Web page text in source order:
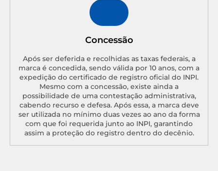
Concessão
Após ser deferida e recolhidas as taxas federais, a
marca é concedida, sendo válida por 10 anos, com a
expedição do certificado de registro oficial do INPI.
Mesmo com a concessão, existe ainda a
possibilidade de uma contestação administrativa,
cabendo recurso e defesa. Após essa, a marca deve
ser utilizada no mínimo duas vezes ao ano da forma
com que foi requerida junto ao INPI, garantindo
assim a proteção do registro dentro do decênio.